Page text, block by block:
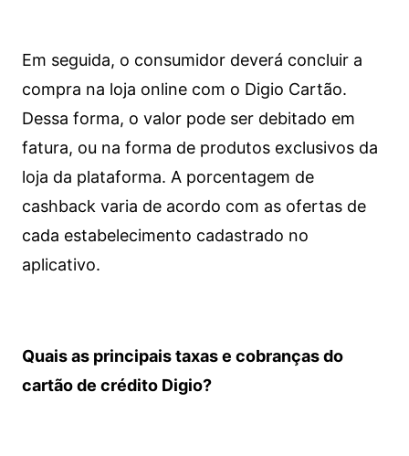
Em seguida, o consumidor deverá concluir a
compra na loja online com o Digio Cartão.
Dessa forma, o valor pode ser debitado em
fatura, ou na forma de produtos exclusivos da
loja da plataforma. A porcentagem de
cashback varia de acordo com as ofertas de
cada estabelecimento cadastrado no
aplicativo.
Quais as principais taxas e cobranças do
cartão de crédito Digio?